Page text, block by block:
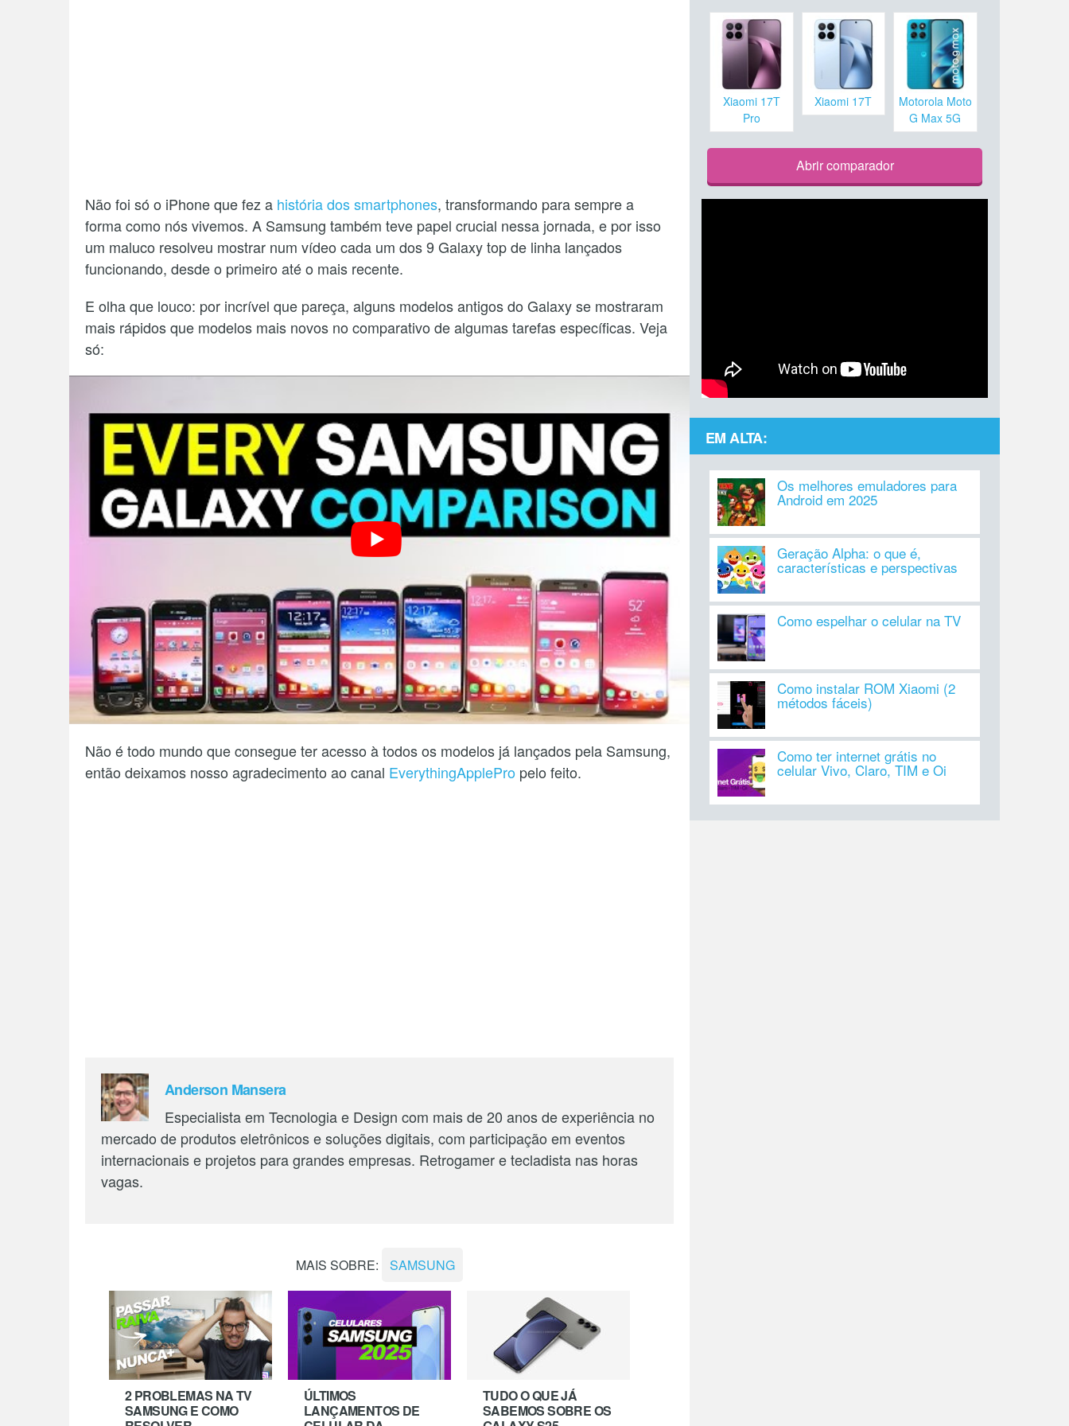
Não foi só o iPhone que fez a história dos smartphones, transformando para sempre a
forma como nós vivemos. A Samsung também teve papel crucial nessa jornada, e por isso
um maluco resolveu mostrar num vídeo cada um dos 9 Galaxy top de linha lançados
funcionando, desde o primeiro até o mais recente.
E olha que louco: por incrível que pareça, alguns modelos antigos do Galaxy se mostraram
mais rápidos que modelos mais novos no comparativo de algumas tarefas específicas. Veja
só:
Não é todo mundo que consegue ter acesso à todos os modelos já lançados pela Samsung,
então deixamos nosso agradecimento ao canal EverythingApplePro pelo feito.
Anderson Mansera
Especialista em Tecnologia e Design com mais de 20 anos de experiência no
mercado de produtos eletrônicos e soluções digitais, com participação em eventos
internacionais e projetos para grandes empresas. Retrogamer e tecladista nas horas
vagas.
MAIS SOBRE: SAMSUNG
2 PROBLEMAS NA TV
SAMSUNG E COMO
ÚLTIMOS
LANÇAMENTOS DE
TUDO O QUE JÁ
SABEMOS SOBRE OS
Xiaomi 17T
Pro
Xiaomi 17T
Motorola Moto
G Max 5G
Abrir comparador
EM ALTA:
Os melhores emuladores para
Android em 2025
Geração Alpha: o que é,
características e perspectivas
Como espelhar o celular na TV
Como instalar ROM Xiaomi (2
métodos fáceis)
Como ter internet grátis no
celular Vivo, Claro, TIM e Oi